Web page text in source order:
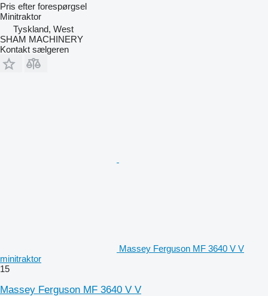
Pris efter forespørgsel
Minitraktor
Tyskland, West
SHAM MACHINERY
Kontakt sælgeren
Massey Ferguson MF 3640 V V
minitraktor
15
Massey Ferguson MF 3640 V V